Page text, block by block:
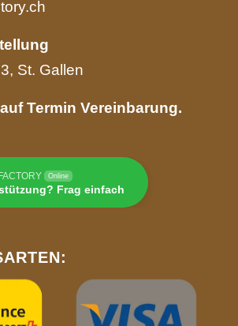
St. Gallen
Termin Vereinbarung.
Online
Frag einfach